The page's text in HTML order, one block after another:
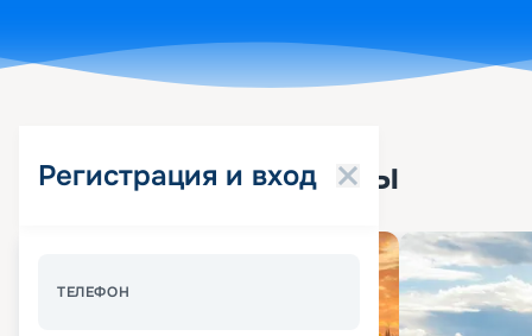
Регистрация и вход
ТЕЛЕФОН
Популярные круизы